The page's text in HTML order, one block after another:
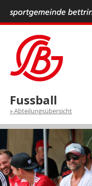
Fussball
Abteilungsübersicht